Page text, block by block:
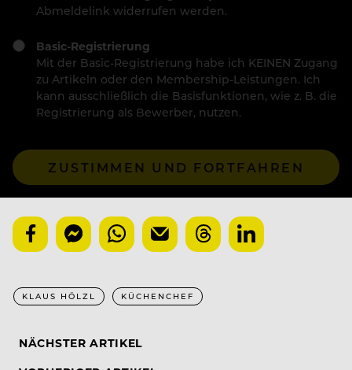
Abmeldelink widerrufen werden.
Basic-Registrierung
Mit der Basic-Registrierung habe ich KEINEN Zugang
zu Artikeln oder den Membership-Leistungen. Ich
kann ausschließlich die Basisfunktionen, wie z. B. die
Registrierung als Bewerber, nutzen.
ZUSTIMMEN UND FORTFAHREN
KLAUS HÖLZL KÜCHENCHEF
NÄCHSTER ARTIKEL